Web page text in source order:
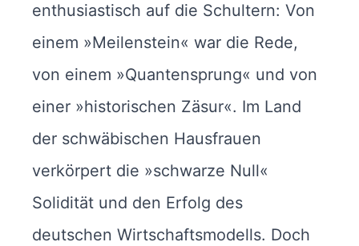
enthusiastisch auf die Schultern: Von
einem »Meilenstein« war die Rede,
von einem »Quantensprung« und von
einer »historischen Zäsur«. Im Land
der schwäbischen Hausfrauen
verkörpert die »schwarze Null«
Solidität und den Erfolg des
deutschen Wirtschaftsmodells. Doch